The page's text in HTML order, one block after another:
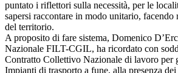
puntato i riflettori sulla necessità, per le
sapersi raccontare in modo unitario, facendo
del territorio.
A proposito di fare sistema, Domenico
Nazionale FILT-CGIL, ha ricordato con
Contratto Collettivo Nazionale di lavoro per
Impianti di trasporto a fune, alla presenza dei